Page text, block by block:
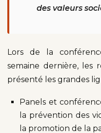
des valeurs
Lors de la
semaine dernière, les
présenté les grandes
Panels et
la prévention des
la promotion de la